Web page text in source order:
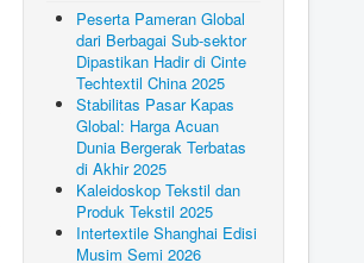
Peserta Pameran Global
dari Berbagai Sub-sektor
Dipastikan Hadir di Cinte
Techtextil China 2025
Stabilitas Pasar Kapas
Global: Harga Acuan
Dunia Bergerak Terbatas
di Akhir 2025
Kaleidoskop Tekstil dan
Produk Tekstil 2025
Intertextile Shanghai Edisi
Musim Semi 2026